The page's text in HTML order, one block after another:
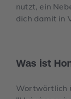
nutzt, ein
dich damit in
Was ist
Wortwörtlich